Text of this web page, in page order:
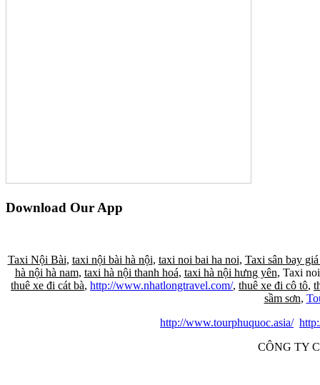
Download Our App
Taxi Nội Bài, taxi nội bài hà nội, taxi noi bai ha noi, Taxi sân bay giá
hà nội hà nam, taxi hà nội thanh hoá, taxi hà nội hưng yên, Taxi
thuê xe đi cát bà, http://www.nhatlongtravel.com/, thuê xe đi cô tô,
sầm sơn,
http://www.tourphuquoc.asia/
CÔNG TY